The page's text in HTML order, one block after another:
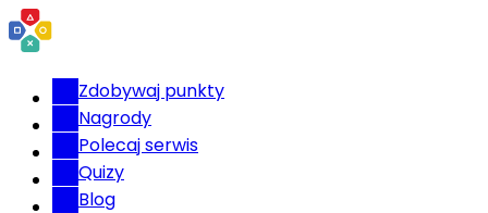
Zdobywaj punkty
Nagrody
Polecaj serwis
Quizy
Blog